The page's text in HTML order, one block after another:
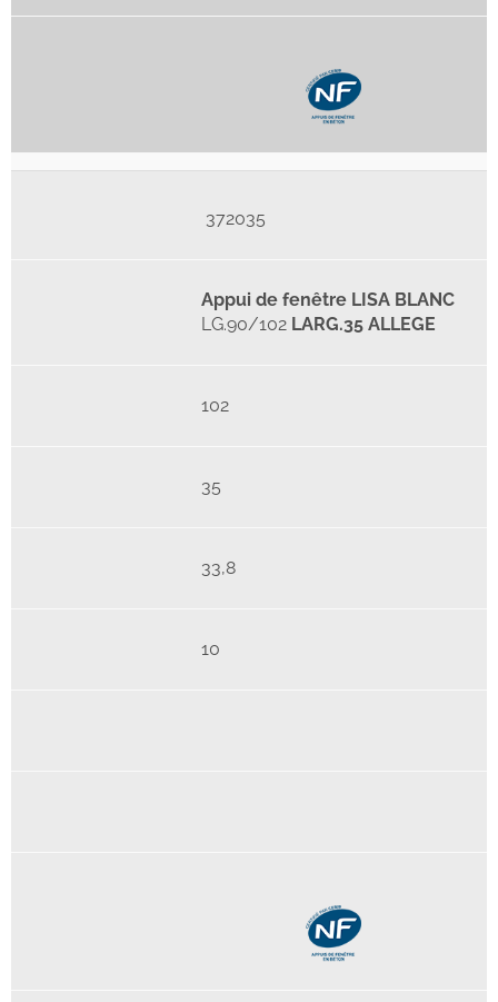
372035
Appui de fenêtre LISA BLANC
LG.90/102 LARG.35 ALLEGE
102
35
33,8
10